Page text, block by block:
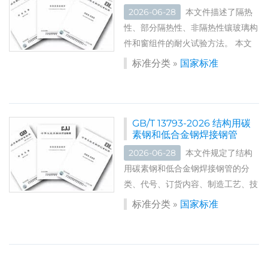
2026-06-28
本文件描述了隔热
性、部分隔热性、非隔热性镶玻璃构
件和窗组件的耐火试验方法。 本文
件适用于各种垂直、倾斜、水平安装
标准分类 » 国家标准
GB/T 13793-2026 结构用碳
素钢和低合金钢焊接钢管
2026-06-28
本文件规定了结构
用碳素钢和低合金钢焊接钢管的分
类、代号、订货内容、制造工艺、技
术要求、试验方法、检验规则、标
直缝高频电焊(HFW)钢管、直缝埋
标准分类 » 国家标准